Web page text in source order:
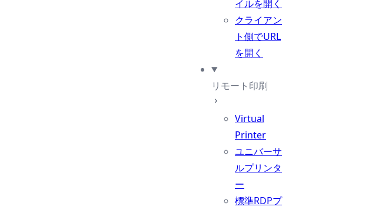
イルを開く
クライアン
ト側でURL
を開く
リモート印刷
Virtual
Printer
ユニバーサ
ルプリンタ
ー
標準RDPプ